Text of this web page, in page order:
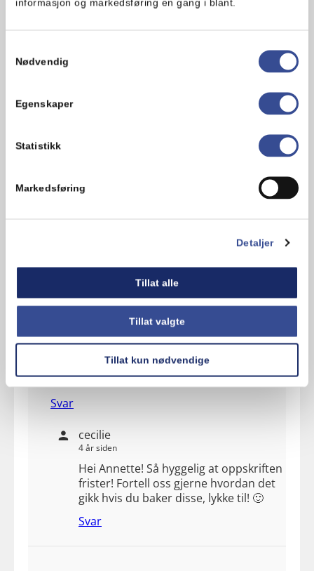
Nødvendig
Egenskaper
Statistikk
Markedsføring
Detaljer
Tillat alle
Tillat valgte
Tillat kun nødvendige
Legg til en kommentar
Annette Bjarøy
Mmm, gleder meg til å prøve denne snart 🙂
Svar
cecilie
4 år siden
Hei Annette! Så hyggelig at oppskriften
frister! Fortell oss gjerne hvordan det
gikk hvis du baker disse, lykke til! 🙂
Svar